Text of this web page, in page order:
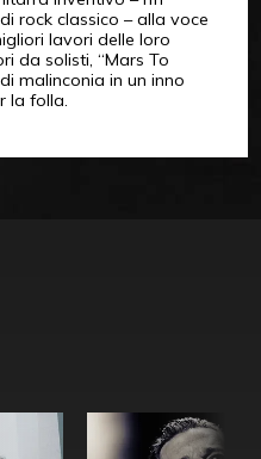
rock classico – alla voce
lavori delle loro
da solisti, “Mars To
malinconia in un inno
la folla.